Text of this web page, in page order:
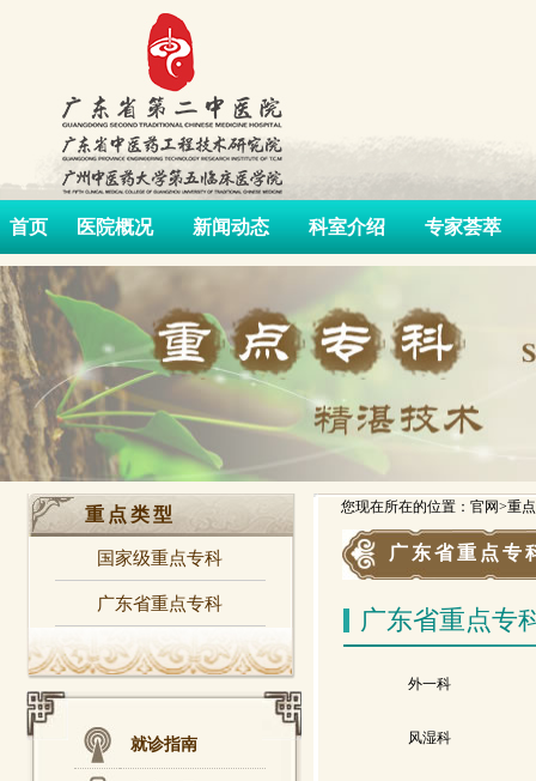
首页 医院概况 新闻动态 科室介绍 专家荟萃
重点类型
国家级重点专科
广东省重点专科
就诊指南
您现在所在的位置：官网>重
广东省重点专
广东省重点专
外一科
风湿科